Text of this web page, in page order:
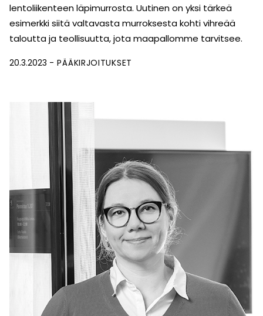
lentoliikenteen läpimurrosta. Uutinen on yksi tärkeä
esimerkki siitä valtavasta murroksesta kohti vihreää
taloutta ja teollisuutta, jota maapallomme tarvitsee.
20.3.2023 PÄÄKIRJOITUKSET